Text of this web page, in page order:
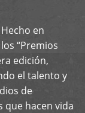
en
“Premios
edición,
el talento y
de
que hacen vida